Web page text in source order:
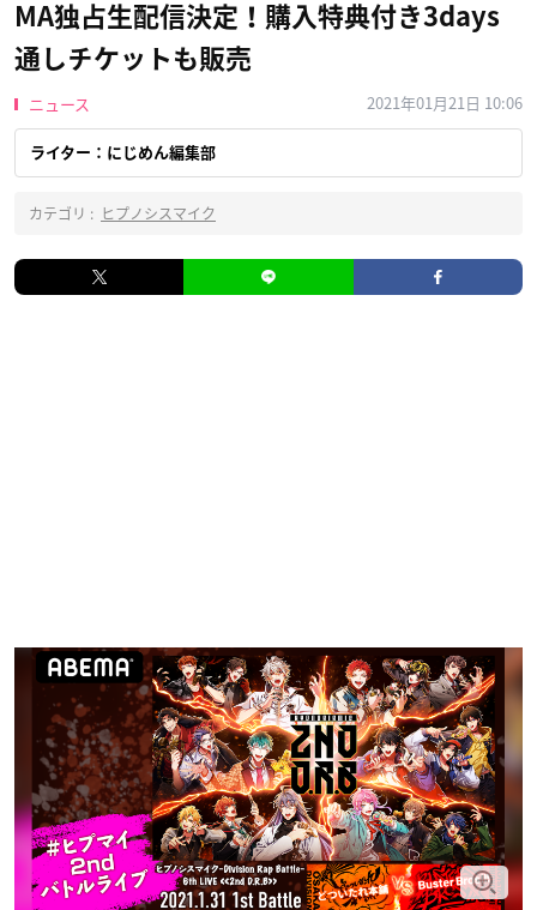
MA独占生配信決定！購入特典付き3days
通しチケットも販売
ニュース 2021年01月21日 10:06
ライター：にじめん編集部
カテゴリ : ヒプノシスマイク